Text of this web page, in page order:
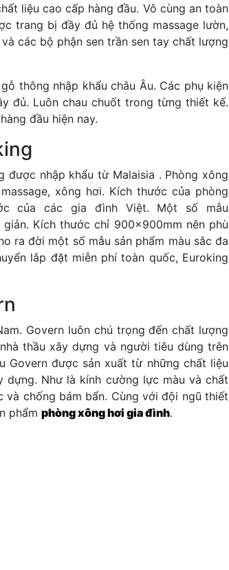
liệu cao cấp hàng đầu. Vô cùng an toàn
trang bị đầy đủ hệ thống massage lườn,
các bộ phận sen trần sen tay chất lượng
thông nhập khẩu châu Âu. Các phụ kiện
đủ. Luôn chau chuốt trong từng thiết kế.
đầu hiện nay.
được nhập khẩu từ Malaisia . Phòng xông
xông hơi. Kích thước của phòng
của các gia đình Việt. Một số mẫu
Kích thước chỉ 900x900mm nên phù
ra đời một số mẫu sản phẩm màu sắc đa
lắp đặt miễn phí toàn quốc, Euroking
Govern luôn chú trọng đến chất lượng
thầu xây dựng và người tiêu dùng trên
Govern được sản xuất từ những chất liệu
dựng. Như là kính cường lực màu và chất
chống bám bẩn. Cùng với đội ngũ thiết
phẩm phòng xông hơi gia đình.